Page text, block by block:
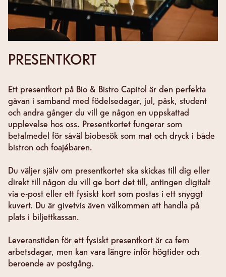
PRESENTKORT
Ett presentkort på Bio & Bistro Capitol är den perfekta
gåvan i samband med födelsedagar, jul, påsk, student
och andra gånger du vill ge någon en uppskattad
upplevelse hos oss. Presentkortet fungerar som
betalmedel för såväl biobesök som mat och dryck i både
bistron och foajébaren.
Du väljer själv om presentkortet ska skickas till dig eller
direkt till någon du vill ge bort det till, antingen digitalt
via e-post eller ett fysiskt kort som postas i ett snyggt
kuvert. Du är givetvis även välkommen att handla på
plats i biljettkassan.
Leveranstiden för ett fysiskt presentkort är ca fem
arbetsdagar, men kan vara längre inför högtider och
beroende av postgång.